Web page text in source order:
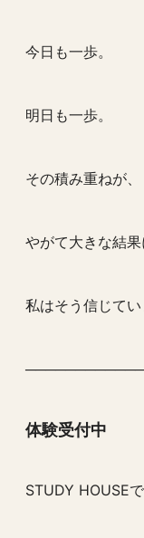
今日も一歩。
明日も一歩。
その積み重ねが、
やがて大きな結果
私はそう信じてい
体験受付中
STUDY HOUSEで